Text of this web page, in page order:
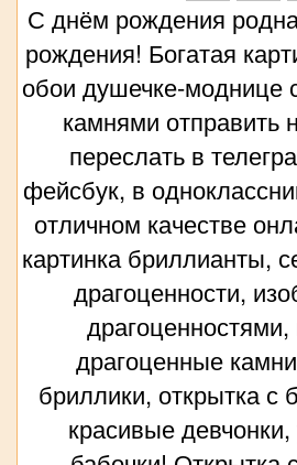
С днём рождения
рождения! Богатая
обои душечке-моднице
камнями отправить
переслать в
фейсбук, в
отличном качестве
картинка бриллианты,
драгоценности,
драгоценностями,
драгоценные
бриллики, открытка с
красивые